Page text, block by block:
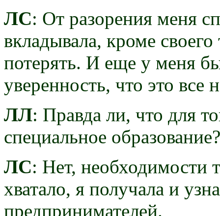
ЛС: От разорения меня
вкладывала, кроме
потерять. И еще у меня
уверенность, что это все
ЛЛ: Правда ли, что для
специальное образование?
ЛС: Нет, необходимости
хватало, я получала и
предпринимателей.